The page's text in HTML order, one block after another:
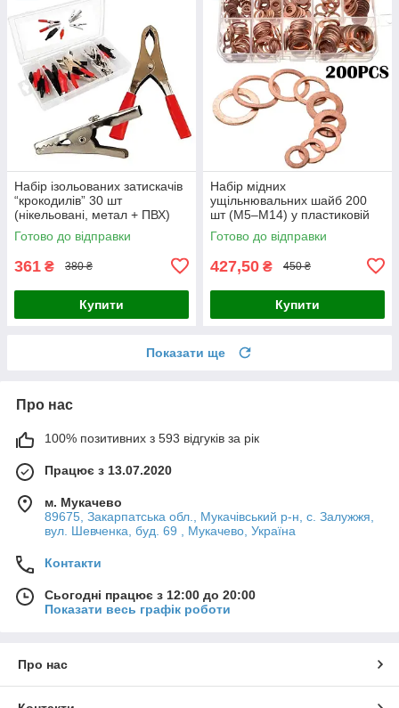
Набір ізольованих затискачів
“крокодилів” 30 шт
(нікельовані, метал + ПВХ)
Готово до відправки
361 ₴ 380 ₴
Купити
Набір мідних
ущільнювальних шайб 200
шт (М5–М14) у пластиковій
коробці — плоскі кільця для
зливних пробок, масла,
Готово до відправки
427,50 ₴ 450 ₴
Купити
Показати ще
Про нас
100% позитивних з 593 відгуків за рік
Працює з 13.07.2020
м. Мукачево
89675, Закарпатська обл., Мукачівський р-н, с. Залужжя,
вул. Шевченка, буд. 69 , Мукачево, Україна
Контакти
Сьогодні працює з 12:00 до 20:00
Показати весь графік роботи
Про нас